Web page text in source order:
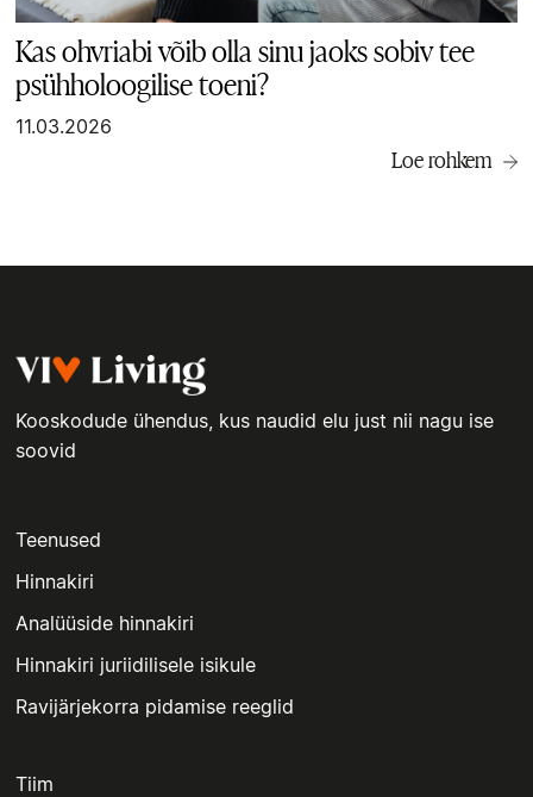
Kas ohvriabi võib olla sinu jaoks sobiv tee
psühholoogilise toeni?
11.03.2026
Loe rohkem
Kooskodude ühendus, kus naudid elu just nii nagu ise
soovid
Teenused
Hinnakiri
Analüüside hinnakiri
Hinnakiri juriidilisele isikule
Ravijärjekorra pidamise reeglid
Tiim